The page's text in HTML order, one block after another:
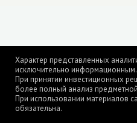
Характер представленных
исключительно информационным.
При принятии инвестиционных
более полный анализ
При использовании материалов
обязательна.